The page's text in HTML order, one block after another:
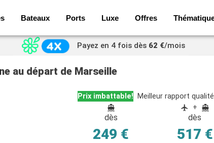
Bateaux Ports Luxe Offres
Payez en 4 fois dès62 €/mois
au départ de Marseille
Prix imbattable! Meilleur rapport
dès
249 €
+
dès
517 €